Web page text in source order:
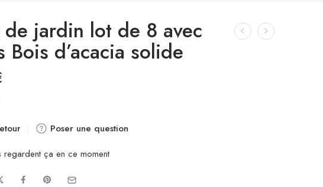
de jardin lot de 8 avec
Bois d’acacia solide
Poser une question
regardent ça en ce moment